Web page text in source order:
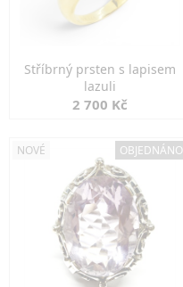
Stříbrný prsten s lapisem
lazuli
2 700 Kč
NOVÉ OBJEDNÁNO